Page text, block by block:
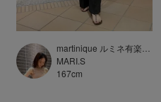
MARI.S
martinique ルミネ有楽町店
167cm